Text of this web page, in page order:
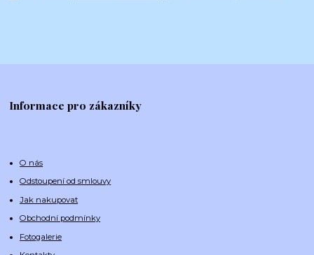
Informace pro zákazníky
O nás
Odstoupení od smlouvy
Jak nakupovat
Obchodní podmínky
Fotogalerie